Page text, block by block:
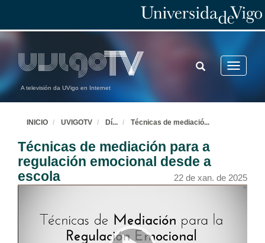
A televisión da UVigo en Internet
Toggle
TOGGLE
SEARCH
INICIO UVIGOTV Dí... Técnicas de mediació...
Técnicas de mediación para a
regulación emocional desde a
escola
22 de xan. de 2025